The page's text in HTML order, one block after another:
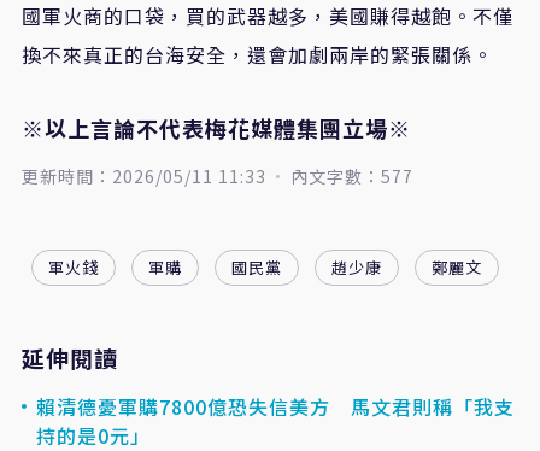
國軍火商的口袋，買的武器越多，美國賺得越飽。不僅
換不來真正的台海安全，還會加劇兩岸的緊張關係。
※以上言論不代表梅花媒體集團立場※
更新時間：2026/05/11 11:33 內文字數：577
軍火錢 軍購 國民黨 趙少康 鄭麗文
延伸閱讀
賴清德憂軍購7800億恐失信美方 馬文君則稱「我支
持的是0元」